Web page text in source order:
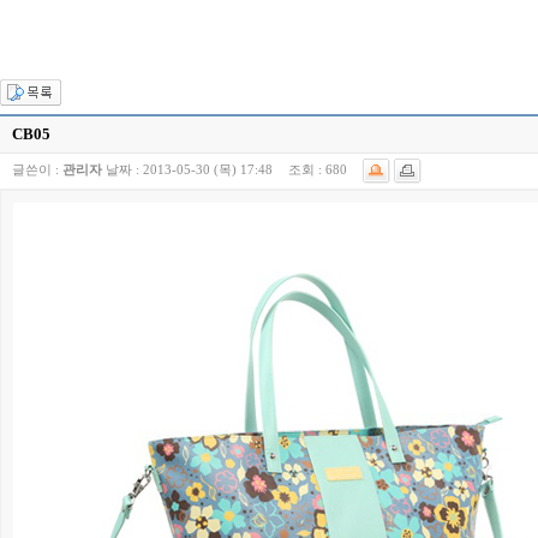
CB05
글쓴이 : 관리자 날짜 : 2013-05-30 (목) 17:48 조회 : 680